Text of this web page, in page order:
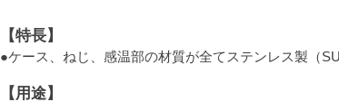
【特長】
●ケース、ねじ、感温部の材質が全てステンレス製（
【用途】